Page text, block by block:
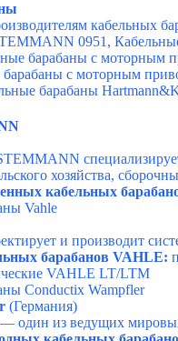
кабельных
0951,
барабаны с моторным
с моторным
барабаны
хозяйства,
кабельных
и производит
барабанов VAHLE:
VAHLE LT/LTM
(Германия)
один из ведущих